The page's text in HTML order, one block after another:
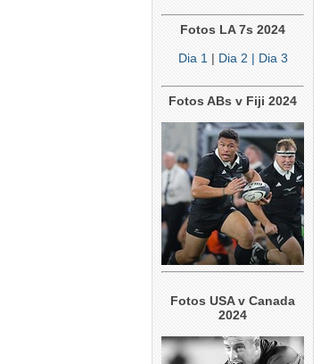
Fotos LA 7s 2024
Dia 1 | Dia 2 | Dia 3
Fotos ABs v Fiji 2024
Fotos USA v Canada
2024